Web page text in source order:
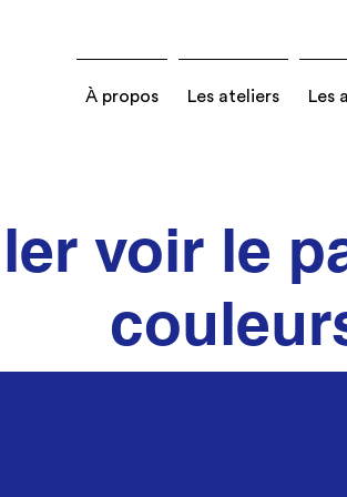
À propos Les ateliers Les
voir le